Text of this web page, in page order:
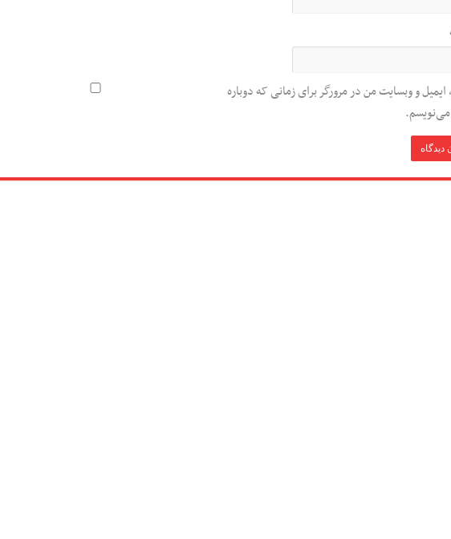
ایمیل و وبسایت من در مرورگر برای زمانی که دوباره